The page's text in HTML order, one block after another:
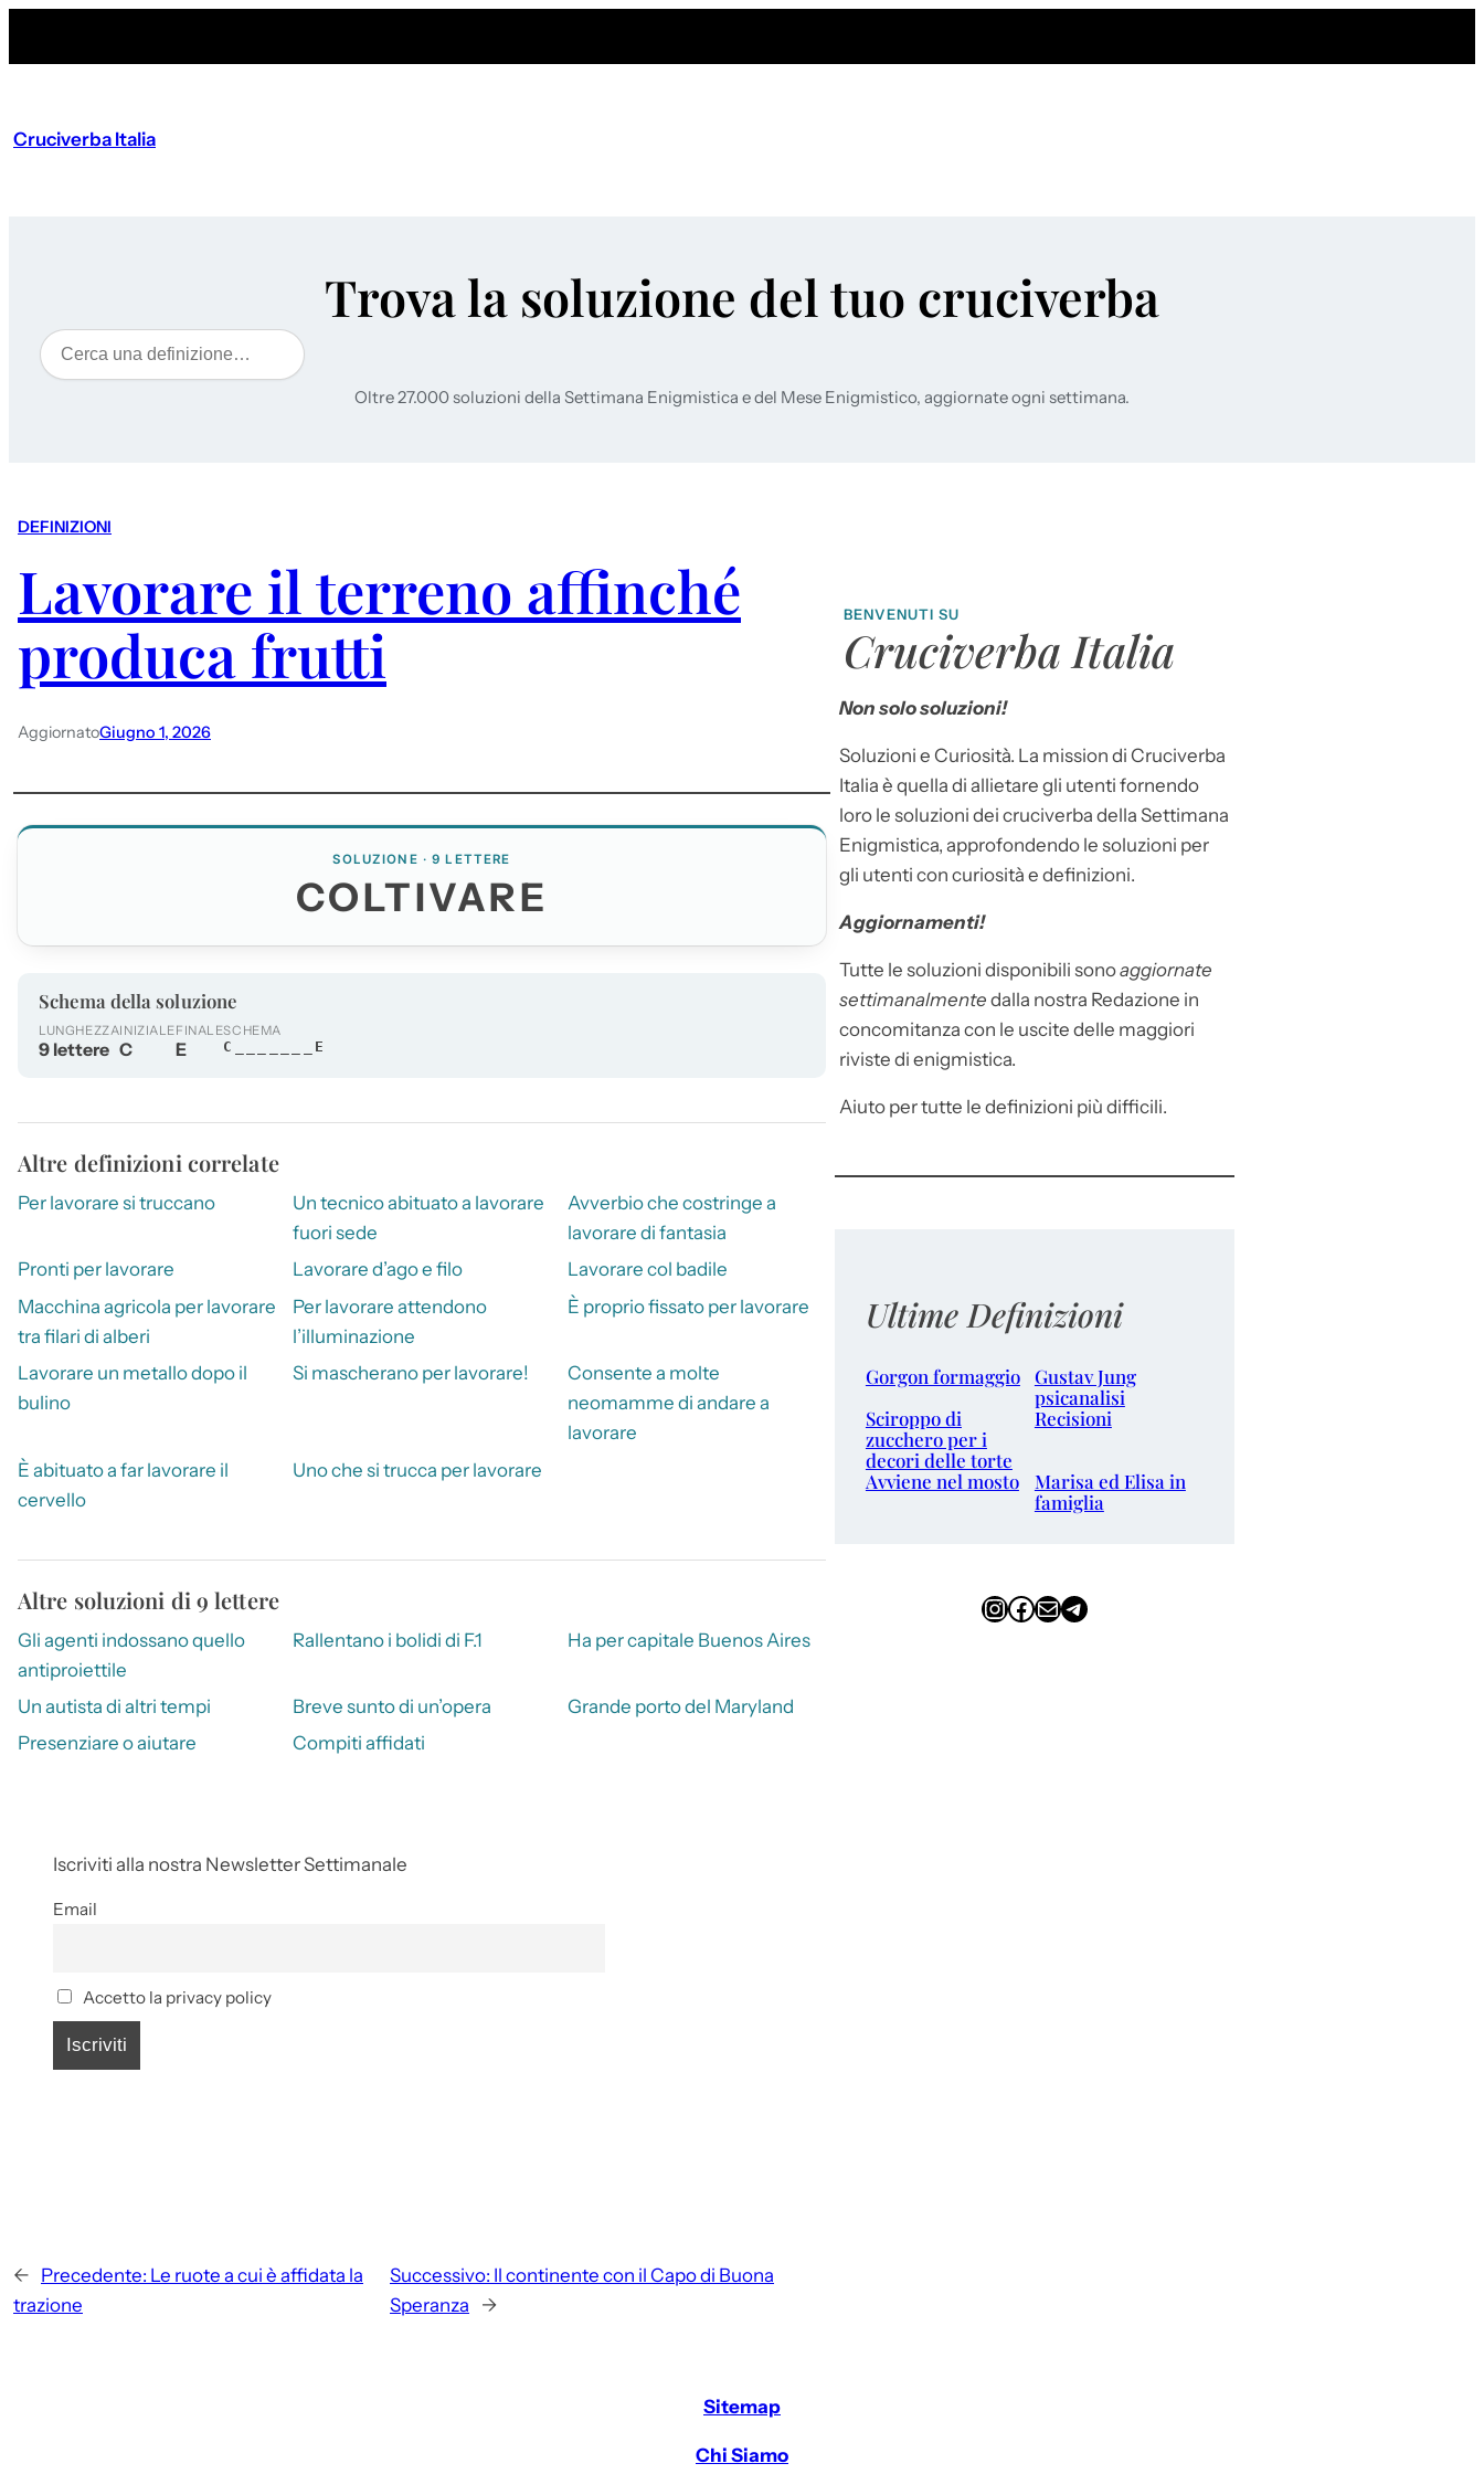
Cruciverba Italia
Trova la soluzione del tuo cruciverba
Cerca
Oltre 27.000 soluzioni della Settimana Enigmistica e del Mese Enigmistico, aggiornate ogni settimana.
DEFINIZIONI
Lavorare il terreno affinché
produca frutti
AggiornatoGiugno 1, 2026
SOLUZIONE · 9 LETTERE
COLTIVARE
Schema della soluzione
LUNGHEZZA
9 lettere
INIZIALE
C
FINALE
E
SCHEMA
C_______E
Altre definizioni correlate
Per lavorare si truccano
Un tecnico abituato a lavorare
fuori sede
Avverbio che costringe a
lavorare di fantasia
Pronti per lavorare
Lavorare d’ago e filo
Lavorare col badile
Macchina agricola per lavorare
tra filari di alberi
Per lavorare attendono
l’illuminazione
È proprio fissato per lavorare
Lavorare un metallo dopo il
bulino
Si mascherano per lavorare!
Consente a molte
neomamme di andare a
lavorare
È abituato a far lavorare il
cervello
Uno che si trucca per lavorare
Altre soluzioni di 9 lettere
Gli agenti indossano quello
antiproiettile
Rallentano i bolidi di F.1 Ha per capitale Buenos Aires
Un autista di altri tempi Breve sunto di un’opera
Grande porto del Maryland
Presenziare o aiutare
Compiti affidati
Iscriviti alla nostra Newsletter Settimanale
Email
Accetto la privacy policy
← Precedente: Le ruote a cui è affidata la
trazione
Successivo: Il continente con il Capo di Buona
Speranza
→
BENVENUTI SU
Cruciverba Italia
Non solo soluzioni!
Soluzioni e Curiosità. La mission di Cruciverba
Italia è quella di allietare gli utenti fornendo
loro le soluzioni dei cruciverba della Settimana
Enigmistica, approfondendo le soluzioni per
gli utenti con curiosità e definizioni.
Aggiornamenti!
Tutte le soluzioni disponibili sonoaggiornate
settimanalmente dalla nostra Redazione in
concomitanza con le uscite delle maggiori
riviste di enigmistica.
Aiuto per tutte le definizioni più difficili.
Ultime Definizioni
Gorgon formaggio Gustav Jung
psicanalisi
Sciroppo di
zucchero per i
decori delle torte
Recisioni
Avviene nel mosto
Marisa ed Elisa in
famiglia
InstagramFacebook Email Telegram
Sitemap
Chi Siamo